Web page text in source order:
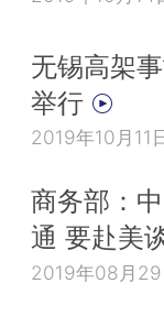
无锡高架
举行
2019年10月11
商务部：
通 要赴美
2019年08月29